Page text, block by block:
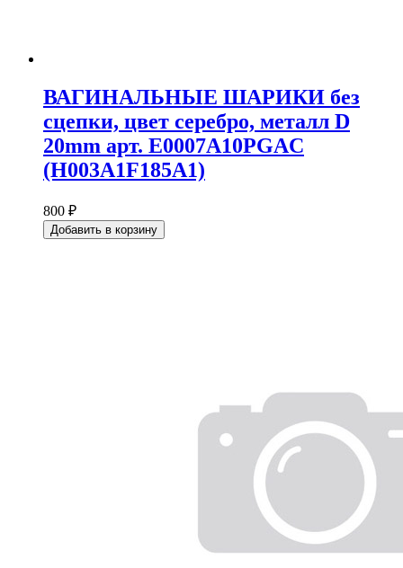
ВАГИНАЛЬНЫЕ ШАРИКИ без
сцепки, цвет серебро, металл D
20mm арт. E0007A10PGAC
(H003A1F185A1)
800 ₽
Добавить в корзину